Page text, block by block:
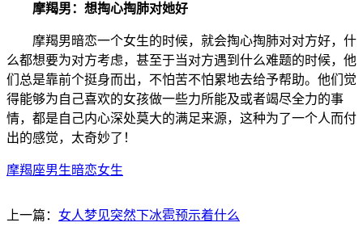
摩羯男：想掏心掏肺对她好
摩羯男暗恋一个女生的时候，就会掏心掏肺对对方好，什
么都想要为对方考虑，甚至于当对方遇到什么难题的时候，他
们总是靠前个挺身而出，不怕苦不怕累地去给予帮助。他们觉
得能够为自己喜欢的女孩做一些力所能及或者竭尽全力的事
情，都是自己内心深处莫大的满足来源，这种为了一个人而付
出的感觉，太奇妙了！
摩羯座男生暗恋女生
上一篇： 女人梦见突然下冰雹预示着什么